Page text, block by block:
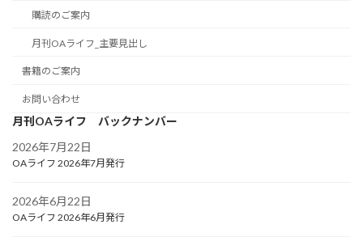
購読のご案内
月刊OAライフ_主要見出し
書籍のご案内
お問い合わせ
月刊OAライフ バックナンバー
2026年7月22日
OAライフ 2026年7月発行
2026年6月22日
OAライフ 2026年6月発行